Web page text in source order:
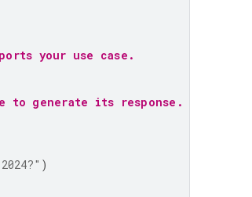
your use case.
to generate its response.
)